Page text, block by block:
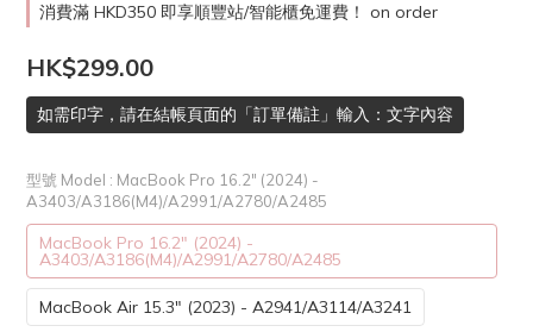
消費滿 HKD350 即享順豐站/智能櫃免運費！ on order
HK$299.00
如需印字，請在結帳頁面的「訂單備註」輸入：文字內容
型號 Model : MacBook Pro 16.2" (2024) -
A3403/A3186(M4)/A2991/A2780/A2485
MacBook Pro 16.2" (2024) -
A3403/A3186(M4)/A2991/A2780/A2485
MacBook Air 15.3" (2023) - A2941/A3114/A3241